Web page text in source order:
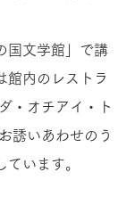
国文学館」で講
館内のレストラ
・オチアイ・ト
誘いあわせのう
ています。